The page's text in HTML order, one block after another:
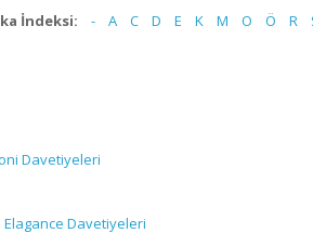
İndeksi: - A C D E K M O Ö R
Davetiyeleri
Elagance Davetiyeleri